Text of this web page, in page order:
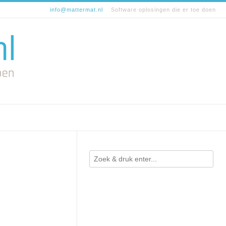
info@mattermat.nl Software oplosingen die er toe doen